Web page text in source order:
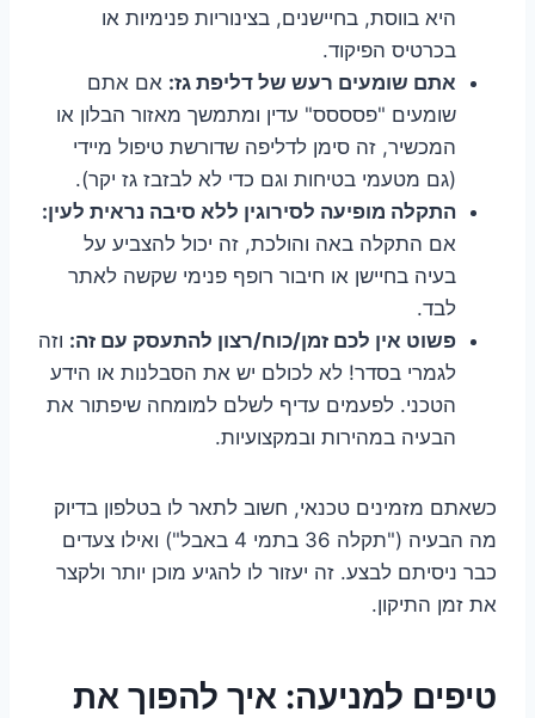
היא בווסת, בחיישנים, בצינוריות פנימיות או
בכרטיס הפיקוד.
אתם שומעים רעש של דליפת גז: אם אתם
שומעים "פסססס" עדין ומתמשך מאזור הבלון או
המכשיר, זה סימן לדליפה שדורשת טיפול מיידי
(גם מטעמי בטיחות וגם כדי לא לבזבז גז יקר).
התקלה מופיעה לסירוגין ללא סיבה נראית לעין:
אם התקלה באה והולכת, זה יכול להצביע על
בעיה בחיישן או חיבור רופף פנימי שקשה לאתר
לבד.
פשוט אין לכם זמן/כוח/רצון להתעסק עם זה: וזה
לגמרי בסדר! לא לכולם יש את הסבלנות או הידע
הטכני. לפעמים עדיף לשלם למומחה שיפתור את
הבעיה במהירות ובמקצועיות.
כשאתם מזמינים טכנאי, חשוב לתאר לו בטלפון בדיוק
מה הבעיה ("תקלה 36 בתמי 4 באבל") ואילו צעדים
כבר ניסיתם לבצע. זה יעזור לו להגיע מוכן יותר ולקצר
את זמן התיקון.
טיפים למניעה: איך להפוך את